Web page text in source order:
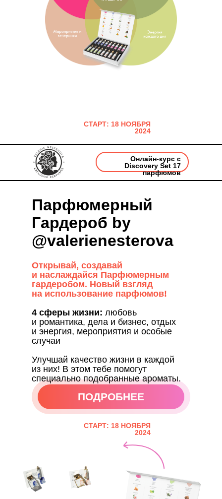
СТАРТ: 18 НОЯБРЯ
2024
Онлайн-курс с
Discovery Set 17
парфюмов
Парфюмерный
Гардероб by
@valerienesterova
ПОДРОБНЕЕ
Открывай, создавай
и наслаждайся Парфюмерным
гардеробом. Новый взгляд
на использование парфюмов!
4 сферы жизни: любовь
и романтика, дела и бизнес, отдых
и энергия, мероприятия и особые
случаи
Улучшай качество жизни в каждой
из них! В этом тебе помогут
специально подобранные ароматы.
ПОДРОБНЕЕ
СТАРТ: 18 НОЯБРЯ
2024